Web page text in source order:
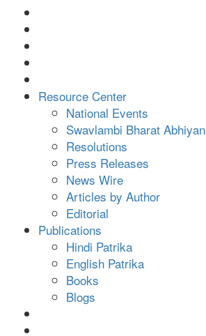
Resource Center
National Events
Swavlambi Bharat Abhiyan
Resolutions
Press Releases
News Wire
Articles by Author
Editorial
Publications
Hindi Patrika
English Patrika
Books
Blogs